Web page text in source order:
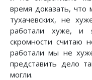
время доказать,
тухачевских, не
работали хуже, и
скромности считаю
работали мы не
представить дело
могли.